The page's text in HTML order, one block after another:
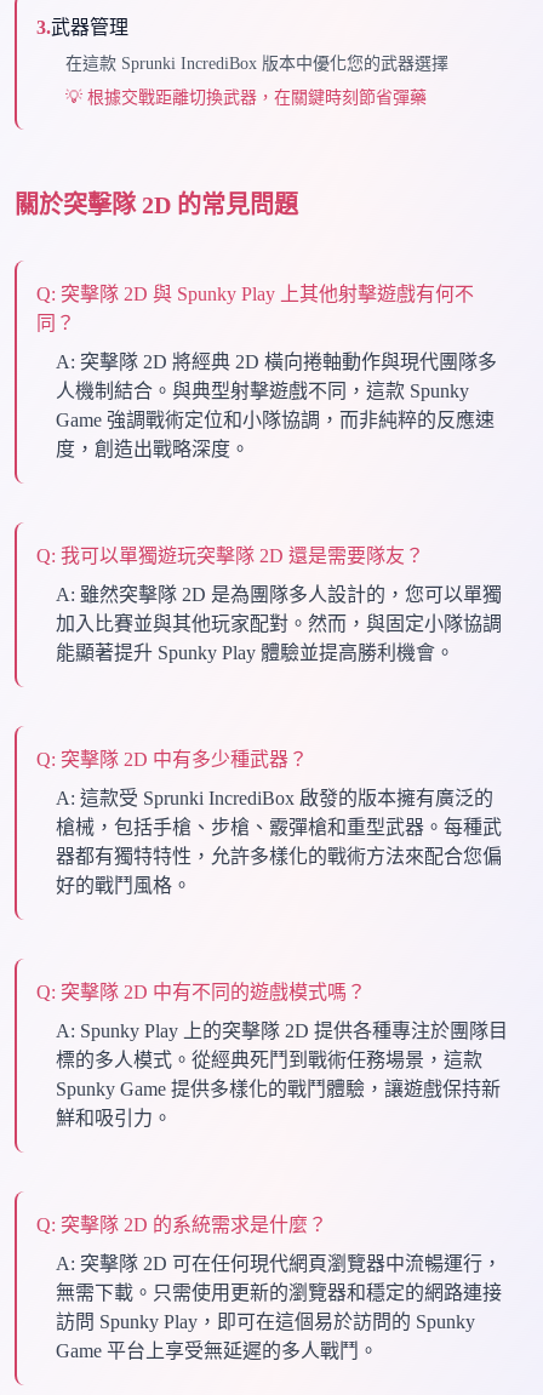
3.武器管理
在這款 Sprunki IncrediBox 版本中優化您的武器選擇
💡 根據交戰距離切換武器，在關鍵時刻節省彈藥
關於突擊隊 2D 的常見問題
Q: 突擊隊 2D 與 Spunky Play 上其他射擊遊戲有何不
同？
A: 突擊隊 2D 將經典 2D 橫向捲軸動作與現代團隊多
人機制結合。與典型射擊遊戲不同，這款 Spunky
Game 強調戰術定位和小隊協調，而非純粹的反應速
度，創造出戰略深度。
Q: 我可以單獨遊玩突擊隊 2D 還是需要隊友？
A: 雖然突擊隊 2D 是為團隊多人設計的，您可以單獨
加入比賽並與其他玩家配對。然而，與固定小隊協調
能顯著提升 Spunky Play 體驗並提高勝利機會。
Q: 突擊隊 2D 中有多少種武器？
A: 這款受 Sprunki IncrediBox 啟發的版本擁有廣泛的
槍械，包括手槍、步槍、霰彈槍和重型武器。每種武
器都有獨特特性，允許多樣化的戰術方法來配合您偏
好的戰鬥風格。
Q: 突擊隊 2D 中有不同的遊戲模式嗎？
A: Spunky Play 上的突擊隊 2D 提供各種專注於團隊目
標的多人模式。從經典死鬥到戰術任務場景，這款
Spunky Game 提供多樣化的戰鬥體驗，讓遊戲保持新
鮮和吸引力。
Q: 突擊隊 2D 的系統需求是什麼？
A: 突擊隊 2D 可在任何現代網頁瀏覽器中流暢運行，
無需下載。只需使用更新的瀏覽器和穩定的網路連接
訪問 Spunky Play，即可在這個易於訪問的 Spunky
Game 平台上享受無延遲的多人戰鬥。